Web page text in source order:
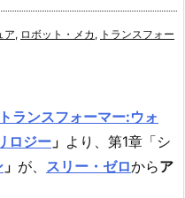
ア, ロボット・メカ , トランスフォー
トランスフォーマー:ウォ
ロジー 」 より、 第1章「シ
」 が、 スリー・ゼロからア